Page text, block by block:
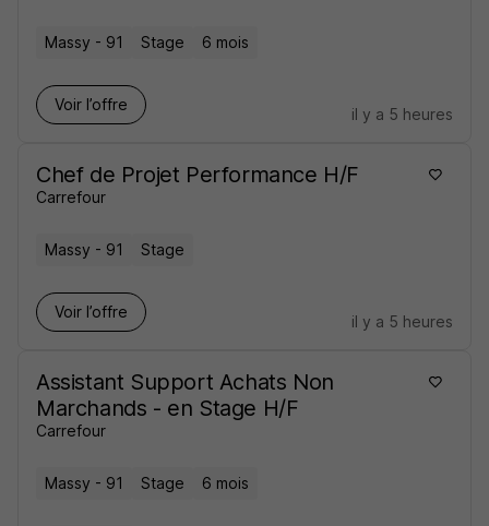
Massy - 91 Stage 6 mois
Voir l’offre
il y a 5 heures
Chef de Projet Performance H/F
Carrefour
Massy - 91 Stage
Voir l’offre
il y a 5 heures
Assistant Support Achats Non
Marchands - en Stage H/F
Carrefour
Massy - 91 Stage 6 mois